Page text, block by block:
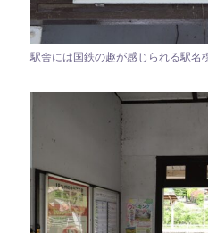
駅舎には国鉄の趣が感じられる駅名